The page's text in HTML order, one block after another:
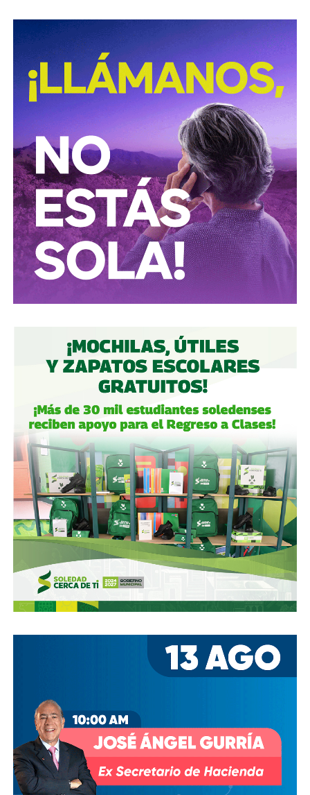
reportaje de investigación para la revistaProceso(15 de
marzo de 2025), con actas de asamblea y registros
públicos, el conglomerado ICA lo controla desde el
rescate financiero de 2016-2018 el financiero
regiomontano David Martínez Guzmán , vía vehículos
de Luxemburgo ligados a su fondo
Fintech Advisory , en
sociedad con
Bernardo Gómez yAlfonso de Angoitia
los dos copresidentes de Grupo Televisa.
La estructura accionaria de ICA Tenedora se ha modificado
con el tiempo: tras la venta a la francesa Vinci, en
diciembre de 2022, de la participación conjunta en Grupo
Aeroportuario Centro Norte (OMA), quedó en30% para
Martínez y 23.95% para cada uno de los dos
ejecutivos de Televisay un 1.2% de Control Empresarial
de Capitales, filial de Grupo Carso de Carlos Slim, es decir,
el propio Slim también tiene una participación minoritaria,
Gómez y De Angoitia han sido por muchos años los
hombre de confianza de Emilio Azcárraga Jean, al
grado que cuando en 2024 este último dio un paso al
costado de la presidencia de Grupo Televisa en medio de
de la FIFA para asegurar los derechos del Mundial, fueron
ellos dos quienes asumieron el puesto de Co-